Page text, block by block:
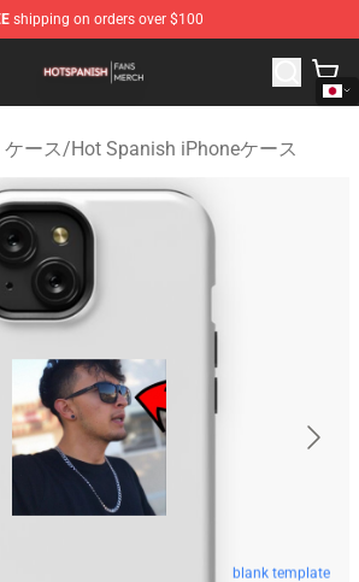
shipping on orders over $100
- Official Hot Spanish Merchandise
ース/Hot Spanish iPhoneケース
blank template